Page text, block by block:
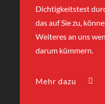
Dichtigkeitstest
das auf Sie zu,
Weiteres an uns
darum kümmern.
Mehr dazu